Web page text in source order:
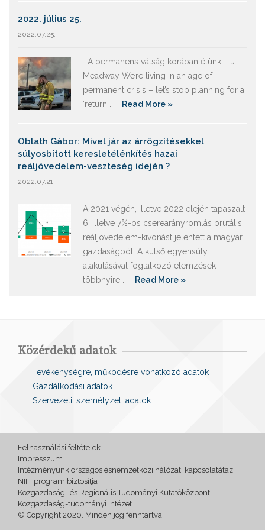
2022. július 25.
2022.07.25.
A permanens válság korában élünk – J.
Meadway We’re living in an age of
permanent crisis – let’s stop planning for a
‘return ...
Read More »
Oblath Gábor: Mivel jár az árrögzítésekkel
súlyosbított keresletélénkítés hazai
reáljövedelem-veszteség idején ?
2022.07.21.
A 2021 végén, illetve 2022 elején tapaszalt
6, illetve 7%-os cserearányromlás brutális
reáljövedelem-kivonást jelentett a magyar
gazdaságból. A külső egyensúly
alakulásával foglalkozó elemzések
többnyire ...
Read More »
Közérdekű adatok
Tevékenységre, működésre vonatkozó adatok
Gazdálkodási adatok
Szervezeti, személyzeti adatok
Felhasználási feltételek
Impresszum
Intézményünk országos ésnemzetközi hálózati kapcsolatátaz
NIIF program biztosítja
Közgazdaság- és Regionális Tudományi Kutatóközpont
Közgazdaság-tudományi Intézet
© Copyright 2020. Minden jog fenntartva.